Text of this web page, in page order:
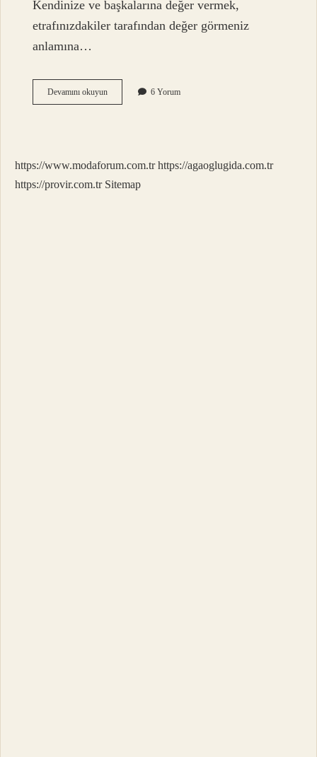
Kendinize ve başkalarına değer vermek,
etrafınızdakiler tarafından değer görmeniz
anlamına…
Devamını okuyunTdk
Saygı
6 Yorum
https://www.modaforum.com.tr https://agaoglugida.com.tr
https://provir.com.tr Sitemap